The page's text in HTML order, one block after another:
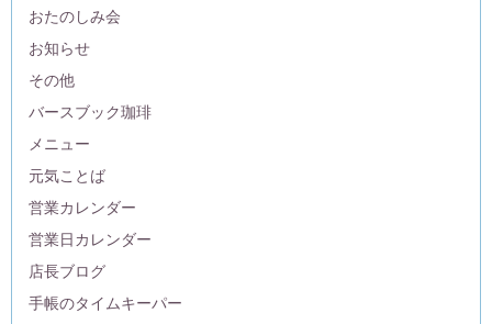
おたのしみ会
お知らせ
その他
バースブック珈琲
メニュー
元気ことば
営業カレンダー
営業日カレンダー
店長ブログ
手帳のタイムキーパー